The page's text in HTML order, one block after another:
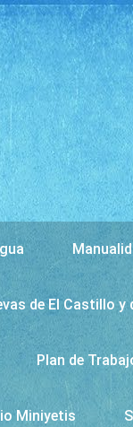
de El Castillo y
Plan de
Miniyetis